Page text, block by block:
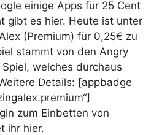
einige Apps für 25 Cent
gibt es hier. Heute ist unter
(Premium) für 0,25€ zu
stammt von den Angry
welches durchaus
Details: [appbadge
zum Einbetten von
ihr hier.